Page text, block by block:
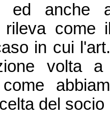
ed anche
rileva come
in cui
volta
del